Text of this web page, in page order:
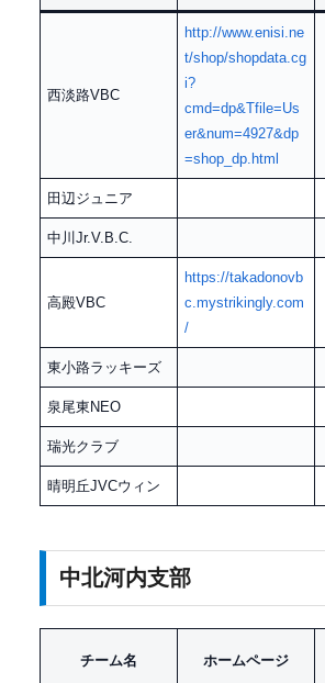
西淡路VBC
http://www.enisi.ne
t/shop/shopdata.cg
i?
cmd=dp&Tfile=Us
er&num=4927&dp
=shop_dp.html
田辺ジュニア
中川Jr.V.B.C.
高殿VBC
https://takadonovb
c.mystrikingly.com
/
東小路ラッキーズ
泉尾東NEO
瑞光クラブ
晴明丘JVCウィン
中北河内支部
チーム名 ホームページ